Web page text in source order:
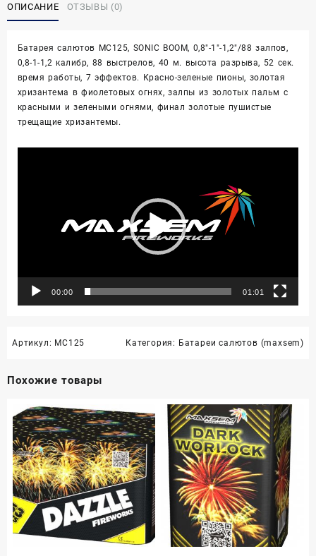
ОПИСАНИЕ ОТЗЫВЫ (0)
Батарея салютов МС125, SONIC BOOM, 0,8″-1″-1,2″/88 залпов,
0,8-1-1,2 калибр, 88 выстрелов, 40 м. высота разрыва, 52 сек.
время работы, 7 эффектов. Красно-зеленые пионы, золотая
хризантема в фиолетовых огнях, залпы из золотых пальм с
красными и зелеными огнями, финал золотые пушистые
трещащие хризантемы.
00:00 01:01
Артикул: MC125 Категория: Батареи салютов (maxsem)
Похожие товары